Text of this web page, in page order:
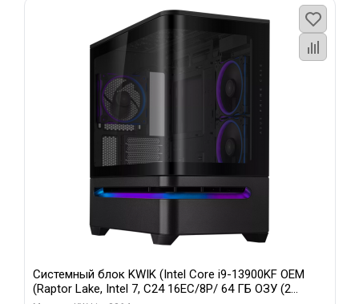
Системный блок KWIK (Intel Core i9-13900KF OEM
(Raptor Lake, Intel 7, C24 16EC/8P/ 64 ГБ ОЗУ (2